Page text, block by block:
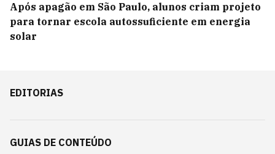
Após apagão em São Paulo, alunos criam projeto
para tornar escola autossuficiente em energia
solar
EDITORIAS
GUIAS DE CONTEÚDO